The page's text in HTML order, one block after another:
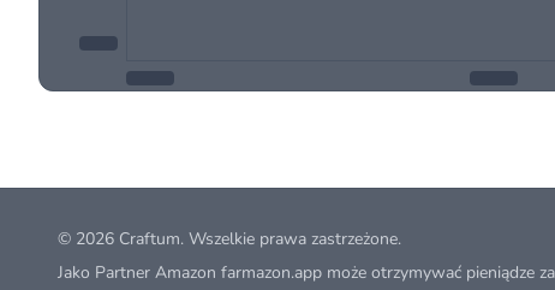
© 2026 Craftum. Wszelkie prawa zastrzeżone.
Jako Partner Amazon farmazon.app może otrzymywać pieniądze